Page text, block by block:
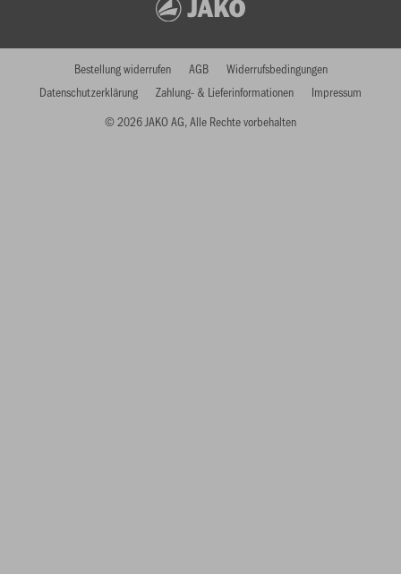
© 2026 JAKO AG, Alle Rechte vorbehalten
Bestellung widerrufen AGB
Widerrufsbedingungen
Datenschutzerklärung
Zahlung- & Lieferinformationen Impressum